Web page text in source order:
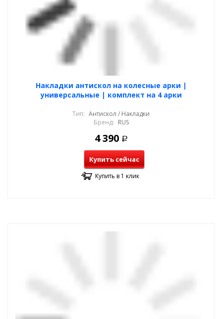
Накладки антискол на колесные арки |
универсальные | комплект на 4 арки
Тип: Антискол / Накладки
Бренд: RUS
4 390 Р
Купить сейчас
Купить в 1 клик